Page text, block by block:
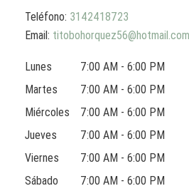
Teléfono: 3142418723
Email: titobohorquez56@hotmail.com
Lunes
7:00 AM - 6:00 PM
Martes
7:00 AM - 6:00 PM
Miércoles
7:00 AM - 6:00 PM
Jueves
7:00 AM - 6:00 PM
Viernes
7:00 AM - 6:00 PM
Sábado
7:00 AM - 6:00 PM